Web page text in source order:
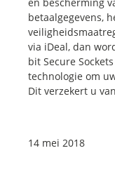
betaalgegevens,
via iDeal, dan
bit Secure
technologie om
Dit verzekert u
14 mei 2018